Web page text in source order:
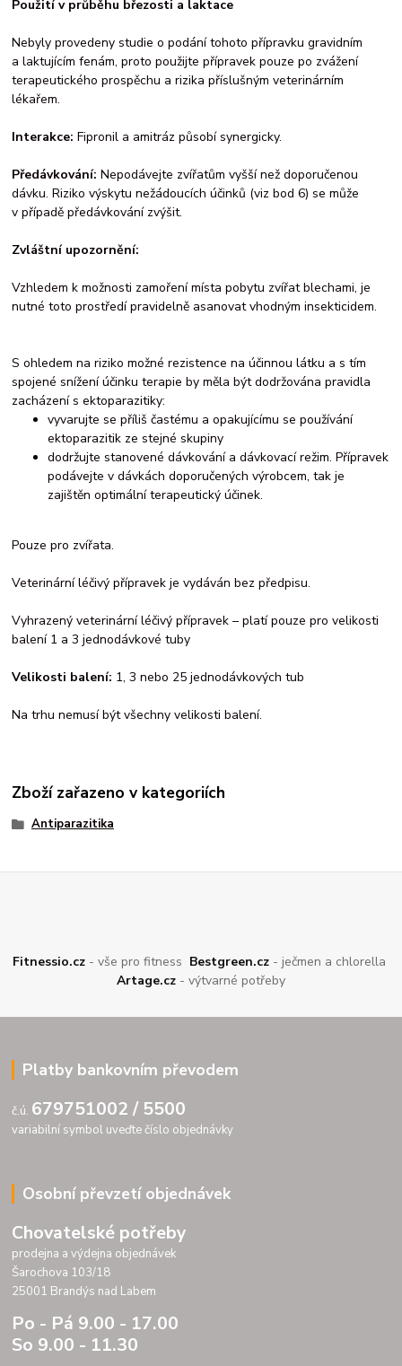
Použití v průběhu březosti a laktace
Nebyly provedeny studie o podání tohoto přípravku gravidním
a laktujícím fenám, proto použijte přípravek pouze po zvážení
terapeutického prospěchu a rizika příslušným veterinárním
lékařem.
Interakce:Fipronil a amitráz působí synergicky.
Předávkování: Nepodávejte zvířatům vyšší než doporučenou
dávku. Riziko výskytu nežádoucích účinků (viz bod 6) se může
v případě předávkování zvýšit.
Zvláštní upozornění:
Vzhledem k možnosti zamoření místa pobytu zvířat blechami, je
nutné toto prostředí pravidelně asanovat vhodným insekticidem.
S ohledem na riziko možné rezistence na účinnou látku a s tím
spojené snížení účinku terapie by měla být dodržována pravidla
zacházení s ektoparazitiky:
vyvarujte se příliš častému a opakujícímu se používání
ektoparazitik ze stejné skupiny
dodržujte stanovené dávkování a dávkovací režim. Přípravek
podávejte v dávkách doporučených výrobcem, tak je
zajištěn optimální terapeutický účinek.
Pouze pro zvířata.
Veterinární léčivý přípravek je vydáván bez předpisu.
Vyhrazený veterinární léčivý přípravek – platí pouze pro velikosti
balení 1 a 3 jednodávkové tuby
Velikosti balení: 1, 3 nebo 25 jednodávkových tub
Na trhu nemusí být všechny velikosti balení.
Zboží zařazeno v kategoriích
Antiparazitika
Fitnessio.cz - vše pro fitness Bestgreen.cz - ječmen a chlorella
Artage.cz - výtvarné potřeby
Platby bankovním převodem
č.ú. 679751002 / 5500
variabilní symbol uveďte číslo objednávky
Osobní převzetí objednávek
Chovatelské potřeby
prodejna a výdejna objednávek
Šarochova 103/18
25001 Brandýs nad Labem
Po - Pá 9.00 - 17.00
So 9.00 - 11.30